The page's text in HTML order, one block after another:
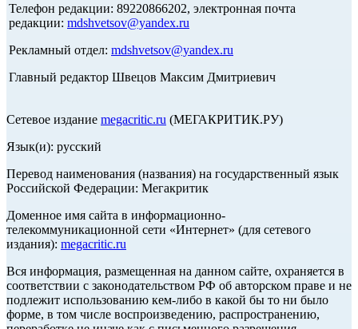
Телефон редакции: 89220866202, электронная почта
редакции: mdshvetsov@yandex.ru
Рекламный отдел: mdshvetsov@yandex.ru
Главный редактор Швецов Максим Дмитриевич
Сетевое издание megacritic.ru (МЕГАКРИТИК.РУ)
Язык(и): русский
Перевод наименования (названия) на государственный язык
Российской Федерации: Мегакритик
Доменное имя сайта в информационно-
телекоммуникационной сети «Интернет» (для сетевого
издания): megacritic.ru
Вся информация, размещенная на данном сайте, охраняется в
соответствии с законодательством РФ об авторском праве и не
подлежит использованию кем-либо в какой бы то ни было
форме, в том числе воспроизведению, распространению,